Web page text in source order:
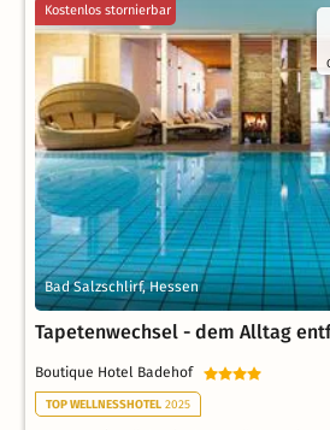
Kostenlos stornierbar
Bad Salzschlirf, Hessen
Tapetenwechsel - dem Alltag
Boutique Hotel Badehof
TOP WELLNESSHOTEL 2025